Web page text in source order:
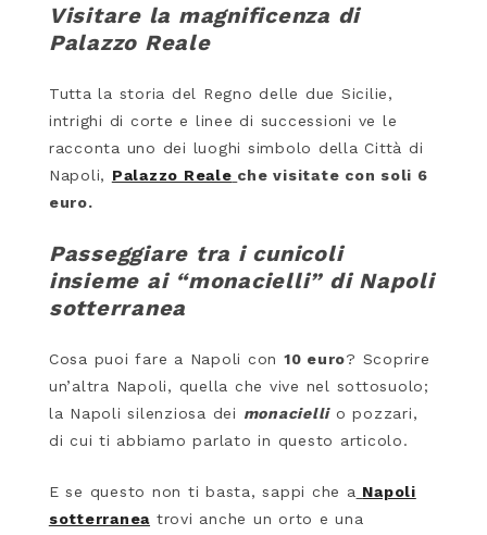
Visitare la magnificenza di
Palazzo Reale
Tutta la storia del Regno delle due Sicilie,
intrighi di corte e linee di successioni ve le
racconta uno dei luoghi simbolo della Città di
Napoli, Palazzo Reale che visitate con soli 6
euro.
Passeggiare tra i cunicoli
insieme ai “monacielli” di Napoli
sotterranea
Cosa puoi fare a Napoli con 10 euro? Scoprire
un’altra Napoli, quella che vive nel sottosuolo;
la Napoli silenziosa dei monaciellio pozzari,
di cui ti abbiamo parlato in questo articolo.
E se questo non ti basta, sappi che a Napoli
sotterranea trovi anche un orto e una